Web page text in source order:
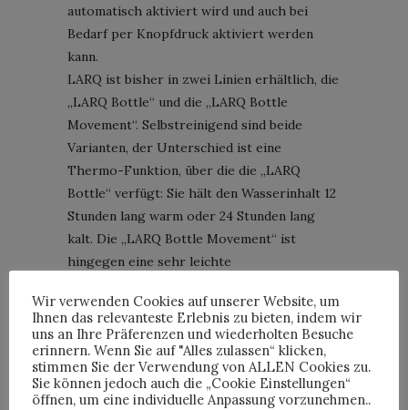
automatisch aktiviert wird und auch bei
Bedarf per Knopfdruck aktiviert werden
kann.
LARQ ist bisher in zwei Linien erhältlich, die
„LARQ Bottle“ und die „LARQ Bottle
Movement“. Selbstreinigend sind beide
Varianten, der Unterschied ist eine
Thermo-Funktion, über die die „LARQ
Bottle“ verfügt: Sie hält den Wasserinhalt 12
Stunden lang warm oder 24 Stunden lang
kalt. Die „LARQ Bottle Movement“ ist
hingegen eine sehr leichte
Gewicht vor allem für Outdoor-Abenteuer
oder den Gang ins Fitnessstudio eignet.
Montblanc lanciert
UltraBlack-Kollektion
Bild: Montblanc
Wir verwenden Cookies auf unserer Website, um
Ihnen das relevanteste Erlebnis zu bieten, indem wir
uns an Ihre Präferenzen und wiederholten Besuche
erinnern. Wenn Sie auf "Alles zulassen“ klicken,
stimmen Sie der Verwendung von ALLEN Cookies zu.
Sie können jedoch auch die „Cookie Einstellungen“
öffnen, um eine individuelle Anpassung vorzunehmen..